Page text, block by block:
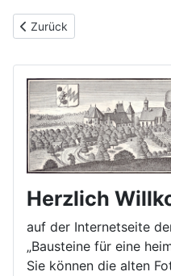
Vorheriger Beitrag: Ein
Zurück
Herzlich
auf der Internetseite
„Bausteine für eine
Sie können die alten